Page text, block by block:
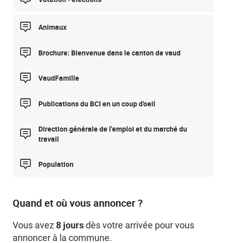
Animaux
Brochure: Bienvenue dans le canton de vaud
VaudFamille
Publications du BCI en un coup d'oeil
Direction générale de l'emploi et du marché du
travail
Population
Quand et où vous annoncer ?
Vous avez8 joursdès votre arrivée pour vous
annoncer à la commune.